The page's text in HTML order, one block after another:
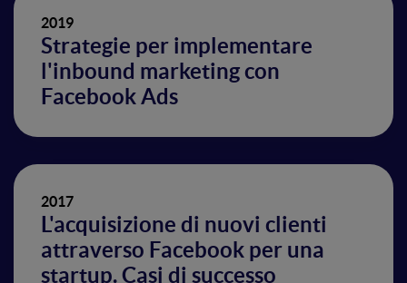
2019
Strategie per implementare
l'inbound marketing con
Facebook Ads
2017
L'acquisizione di nuovi clienti
attraverso Facebook per una
startup. Casi di successo